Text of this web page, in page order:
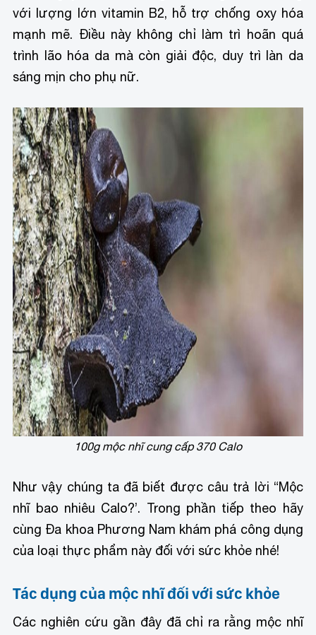
với lượng lớn vitamin B2, hỗ trợ chống oxy hóa
mạnh mẽ. Điều này không chỉ làm trì hoãn quá
trình lão hóa da mà còn giải độc, duy trì làn da
sáng mịn cho phụ nữ.
100g mộc nhĩ cung cấp 370 Calo
Như vậy chúng ta đã biết được câu trả lời “Mộc
nhĩ bao nhiêu Calo?’. Trong phần tiếp theo hãy
cùng Đa khoa Phương Nam khám phá công dụng
của loại thực phẩm này đối với sức khỏe nhé!
Tác dụng của mộc nhĩ đối với sức khỏe
Các nghiên cứu gần đây đã chỉ ra rằng mộc nhĩ